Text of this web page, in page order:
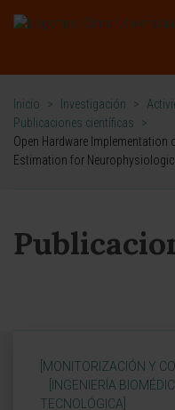
Inicio > Investigación >
Publicaciones científicas
>
Open Hardware Implementation
Estimation for
[MONITORIZACIÓN Y
[INGENIERÍA
TECNOLÓGICA]